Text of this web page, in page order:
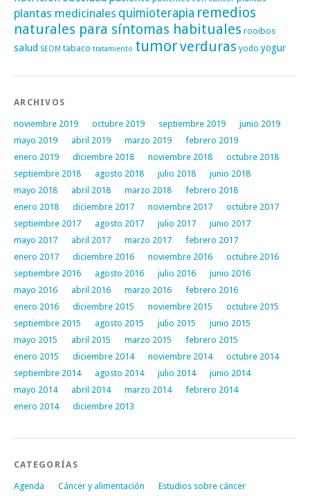
plantas medicinales quimioterapia remedios
naturales para síntomas habituales rooibos
salud SEOM tabaco tratamiento tumorverduras yodo yogur
ARCHIVOS
noviembre 2019 octubre 2019 septiembre 2019
junio 2019
mayo 2019
abril 2019 marzo 2019
febrero 2019
enero 2019
diciembre 2018 noviembre 2018
octubre 2018
septiembre 2018
agosto 2018 julio 2018
junio 2018
mayo 2018
abril 2018 marzo 2018
febrero 2018
enero 2018
diciembre 2017 noviembre 2017
octubre 2017
septiembre 2017
agosto 2017 julio 2017
junio 2017
mayo 2017
abril 2017 marzo 2017
febrero 2017
enero 2017
diciembre 2016 noviembre 2016
octubre 2016
septiembre 2016
agosto 2016 julio 2016
junio 2016
mayo 2016
abril 2016 marzo 2016
febrero 2016
enero 2016
diciembre 2015 noviembre 2015
octubre 2015
septiembre 2015
agosto 2015 julio 2015
junio 2015
mayo 2015
abril 2015 marzo 2015
febrero 2015
enero 2015
diciembre 2014 noviembre 2014
octubre 2014
septiembre 2014
agosto 2014 julio 2014
junio 2014
mayo 2014
abril 2014 marzo 2014
febrero 2014
enero 2014
diciembre 2013
CATEGORÍAS
Agenda Cáncer y alimentación Estudios sobre cáncer